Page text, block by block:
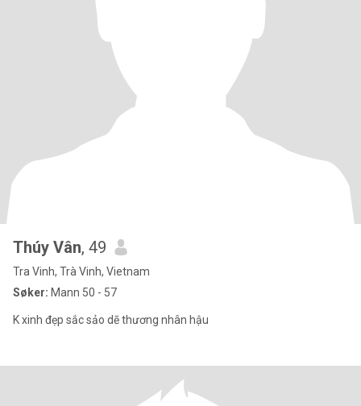
Thúy Vân, 49
Tra Vinh, Trà Vinh, Vietnam
Søker: Mann 50 - 57
K xinh đẹp sắc sảo dẽ thương nhân hậu